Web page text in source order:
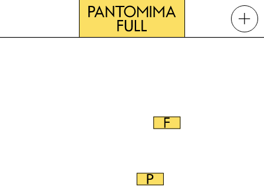
VÍDEOS INFO
X INSTAGRAM